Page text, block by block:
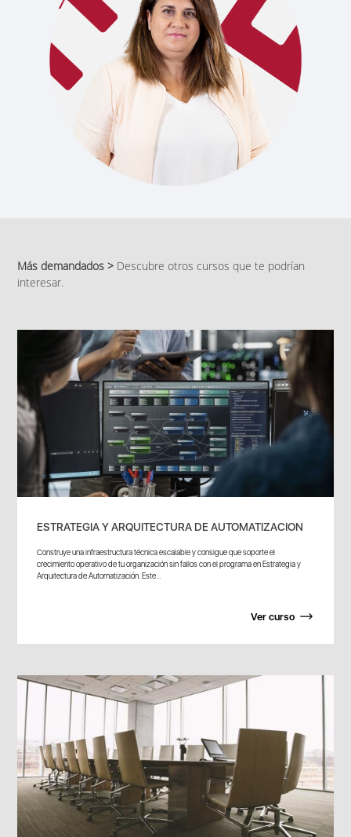
Más demandados > Descubre otros cursos que te podrían
interesar.
ESTRATEGIA Y ARQUITECTURA DE AUTOMATIZACION
Construye una infraestructura técnica escalable y consigue que soporte el
crecimiento operativo de tu organización sin fallos con el programa en Estrategia y
Arquitectura de Automatización. Este...
Ver curso